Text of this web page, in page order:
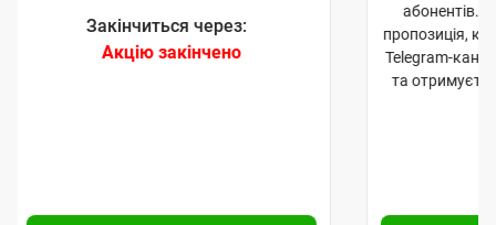
Закінчиться через:
Акцію закінчено
абонентів.
пропозиція,
Telegram-
та